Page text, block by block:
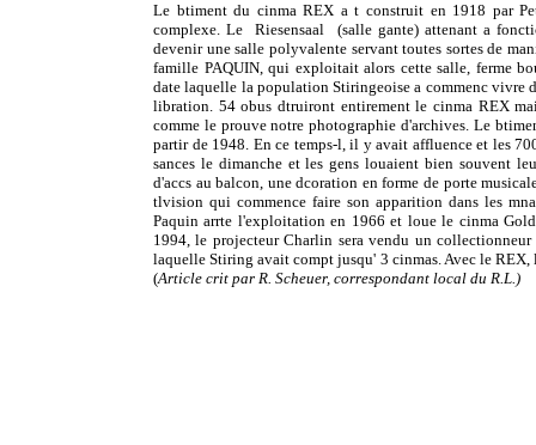
Le btiment du cinma REX a t construit en 1918 par
complexe. Le Riesensaal (salle gante) attenant a
devenir une salle polyvalente servant toutes sortes de
famille PAQUIN, qui exploitait alors cette salle, ferme
date laquelle la population Stiringeoise a commenc vivre
libration. 54 obus dtruiront entirement le cinma REX
comme le prouve notre photographie d'archives. Le
partir de 1948. En ce temps-l, il y avait affluence et les
sances le dimanche et les gens louaient bien souvent
d'accs au balcon, une dcoration en forme de porte
tlvision qui commence faire son apparition dans les
Paquin arrte l'exploitation en 1966 et loue le cinma
1994, le projecteur Charlin sera vendu un
laquelle Stiring avait compt jusqu' 3 cinmas. Avec le
(Article crit par R. Scheuer, correspondant local du R.L.)